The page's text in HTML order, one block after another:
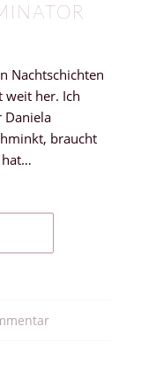
Nachtschichten
weit her. Ich
Daniela
braucht
hat…